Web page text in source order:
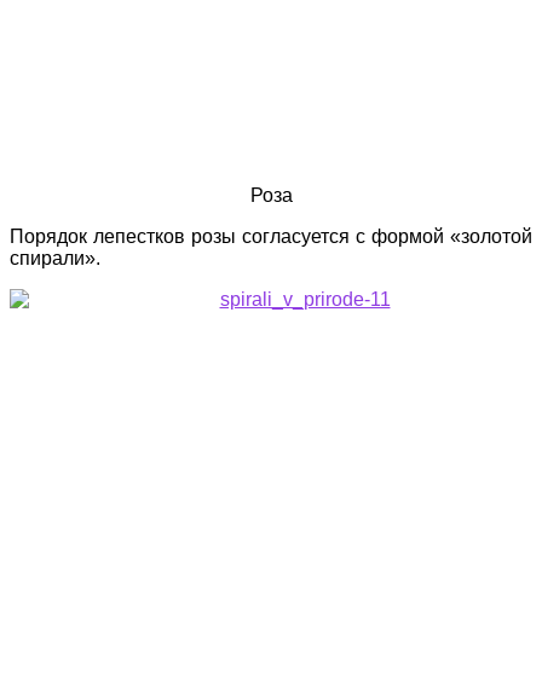
Роза
Порядок лепестков розы согласуется с формой «золотой
спирали».